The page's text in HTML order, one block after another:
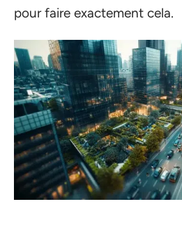
pour faire exactement cela.